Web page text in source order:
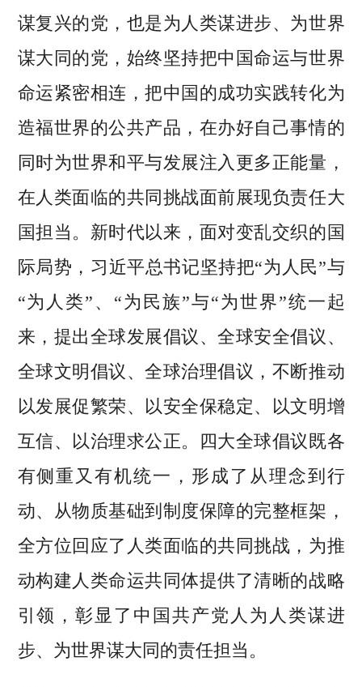
谋复兴的党，也是为人类谋进步、为世界
谋大同的党，始终坚持把中国命运与世界
命运紧密相连，把中国的成功实践转化为
造福世界的公共产品，在办好自己事情的
同时为世界和平与发展注入更多正能量，
在人类面临的共同挑战面前展现负责任大
国担当。新时代以来，面对变乱交织的国
际局势，习近平总书记坚持把“为人民”与
“为人类”、“为民族”与“为世界”统一起
来，提出全球发展倡议、全球安全倡议、
全球文明倡议、全球治理倡议，不断推动
以发展促繁荣、以安全保稳定、以文明增
互信、以治理求公正。四大全球倡议既各
有侧重又有机统一，形成了从理念到行
动、从物质基础到制度保障的完整框架，
全方位回应了人类面临的共同挑战，为推
动构建人类命运共同体提供了清晰的战略
引领，彰显了中国共产党人为人类谋进
步、为世界谋大同的责任担当。